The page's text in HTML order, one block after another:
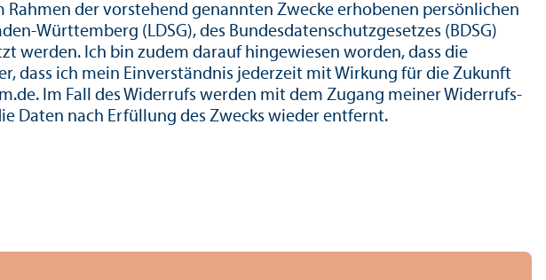
der vorstehend genannten Zwecke erhobenen persönlichen
Württemberg (LDSG), des Bundes­datenschutz­gesetzes (BDSG)
werden. Ich bin zudem darauf hingewiesen worden, dass die
dass ich mein Einverständnis jederzeit mit Wirkung für die Zukunft
Im Fall des Widerrufs werden mit dem Zugang meiner Widerrufs­
Daten nach Erfüllung des Zwecks wieder entfernt.